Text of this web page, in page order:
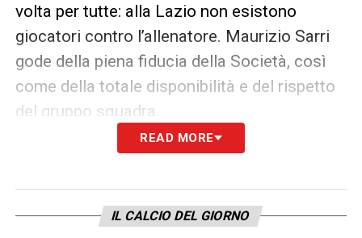
volta per tutte: alla Lazio non esistono
giocatori contro l’allenatore. Maurizio Sarri
gode della piena fiducia della Società, così
come della totale disponibilità e del rispetto
del gruppo squadra.
Nel calcio, come in qualsiasi organizzazione
confronto, di tensione o di difficoltà legati ai
risultati. Trasformare però normali dinamiche
READ MORE
IL CALCIO DEL GIORNO